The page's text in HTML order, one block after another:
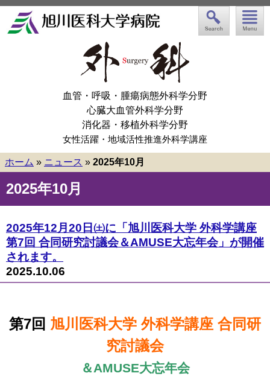
血管・呼吸・腫瘍病態外科学分野
心臓大血管外科学分野
消化器・移植外科学分野
女性活躍・地域活性推進外科学講座
ホーム » ニュース » 2025年10月
2025年10月
2025年12月20日㈯に「旭川医科大学 外科学講座
第7回 合同研究討議会＆AMUSE大忘年会」が開催
されます。
2025.10.06
第7回 旭川医科大学 外科学講座 合同研
究討議会
＆AMUSE大忘年会